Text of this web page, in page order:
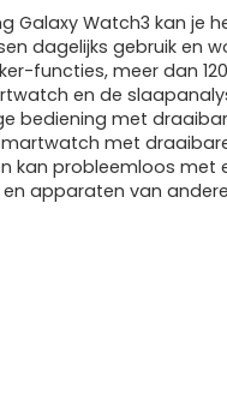
Galaxy Watch3 kan je
dagelijks gebruik en
functies, meer dan
en de
bediening met
met
kan probleemloos met
apparaten van